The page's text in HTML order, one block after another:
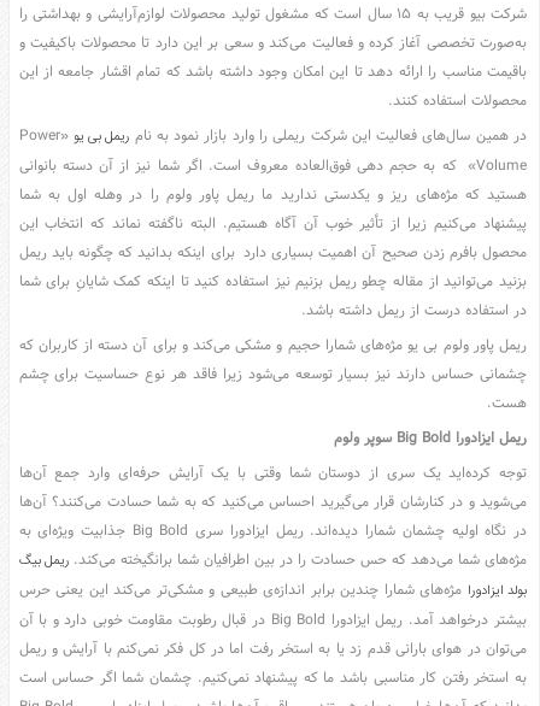
شرکت بیو قریب به ۱۵ سال است که مشغول تولید محصولات لوازم‌آرایشی و بهداشتی را
به‌صورت تخصصی آغاز کرده و فعالیت می‌کند و سعی بر این دارد تا محصولات باکیفیت و
باقیمت مناسب را ارائه دهد تا این امکان وجود داشته باشد که تمام اقشار جامعه از این
محصولات استفاده کنند.
در همین سال‌های فعالیت این شرکت ریملی را وارد بازار نمود به نام ریمل بی یو
«Power
Volume» که به حجم دهی فوق‌العاده معروف است. اگر شما نیز از آن دسته بانوانی
هستید که مژه‌های ریز و یکدستی ندارید ما ریمل پاور ولوم را در وهله اول به شما
پیشنهاد می‌کنیم زیرا از تأثیر خوب آن آگاه هستیم. البته ناگفته نماند که انتخاب این
محصول بافرم زدن صحیح آن اهمیت بسیاری دارد برای اینکه بدانید که چگونه باید ریمل
بزنید می‌توانید از مقاله چطو ریمل بزنیم نیز استفاده کنید تا اینکه کمک شایانِ برای شما
در استفاده درست از ریمل داشته باشد.
ریمل پاور ولوم بی یو مژه‌های شمارا حجیم و مشکی می‌کند و برای آن دسته از کاربران که
چشمانی حساس دارند نیز بسیار توسعه می‌شود زیرا فاقد هر نوع حساسیت برای چشم
هست.
ریمل ایزادورا Big Bold سوپر ولوم
توجه کرده‌اید یک سری از دوستان شما وقتی با یک آرایش حرفه‌ای وارد جمع آن‌ها
می‌شوید و در کنارشان قرار می‌گیرید احساس می‌کنید که به شما حسادت می‌کنند؟ آن‌ها
در نگاه اولیه چشمان شمارا دیده‌اند. ریمل ایزادورا سری Big Bold جذابیت ویژه‌ای به
مژه‌های شما می‌دهد که حس حسادت را در بین اطرافیان شما برانگیخته می‌کند.ریمل بیگ
بولد ایزادورا مژه‌های شمارا چندین برابر اندازه‌ی طبیعی و مشکی‌تر می‌کند این یعنی حرس
بیشتر درخواهد آمد. ریمل ایزادورا Big Bold در قبال رطوبت مقاومت خوبی دارد و با آن
می‌توان در هوای بارانی قدم زد یا به استخر رفت اما در کل فکر نمی‌کنم با آرایش و ریمل
به استخر رفتن کار مناسبی باشد ما که پیشنهاد نمی‌کنیم. چشمان شما اگر حساس است